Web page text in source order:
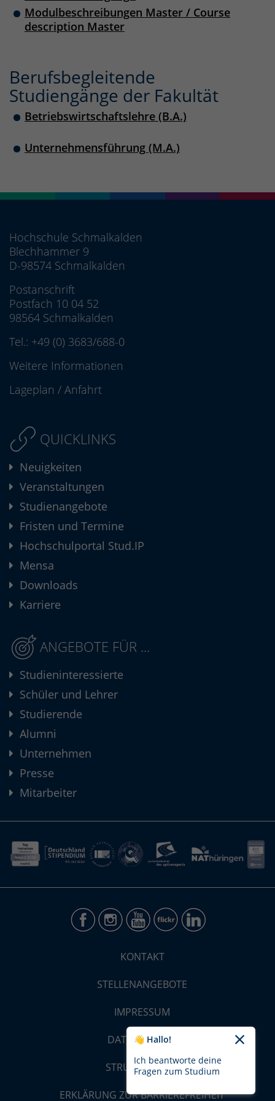
Modulbeschreibungen Master / Course
description Master
Berufsbegleitende
Studiengänge der Fakultät
Betriebswirtschaftslehre (B.A.)
Unternehmensführung (M.A.)
Hochschule Schmalkalden
Blechhammer 9
D-98574 Schmalkalden
Postanschrift
Postfach 10 04 52
98564 Schmalkalden
Tel.: +49 (0) 3683/688-0
Weitere Informationen
Lageplan / Anfahrt
QUICKLINKS
Neuigkeiten
Veranstaltungen
Studienangebote
Fristen und Termine
Hochschulportal Stud.IP
Mensa
Downloads
Karriere
ANGEBOTE FÜR ...
Studieninteressierte
Schüler und Lehrer
Studierende
Alumni
Unternehmen
Presse
Mitarbeiter
KONTAKT
STELLENANGEBOTE
IMPRESSUM
DATENSCHUTZ
STRUKTUR-MAP
ERKLÄRUNG ZUR BARRIEREFREIHEIT
👋 Hallo!
Ich beantworte deine
Fragen zum Studium